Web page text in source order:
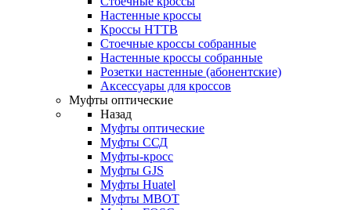
Настенные кроссы
Кроссы HTTB
Стоечные кроссы собранные
Настенные кроссы собранные
Розетки настенные (абонентские)
Аксессуары для кроссов
Муфты оптические
Назад
Муфты оптические
Муфты ССД
Муфты-кросс
Муфты GJS
Муфты Huatel
Муфты МВОТ